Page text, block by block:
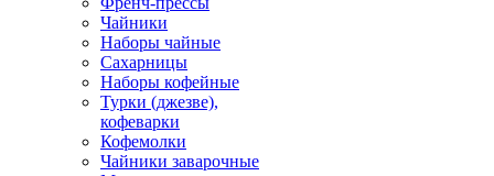
Чайники
Наборы чайные
Сахарницы
Наборы кофейные
Турки (джезве),
кофеварки
Кофемолки
Чайники заварочные